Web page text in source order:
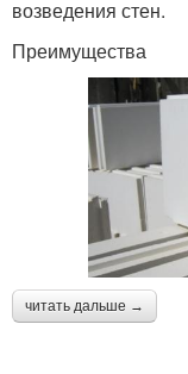
возведения стен.
Преимущества
читать дальше →